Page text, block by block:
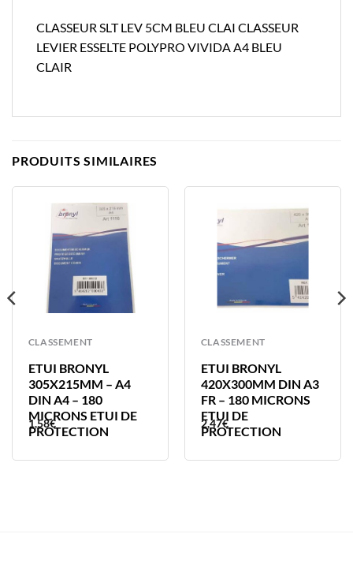
CLASSEUR SLT LEV 5CM BLEU CLAI CLASSEUR
LEVIER ESSELTE POLYPRO VIVIDA A4 BLEU
CLAIR
PRODUITS SIMILAIRES
CLASSEMENT
ETUI BRONYL
305X215MM – A4
DIN A4 – 180
MICRONS ETUI DE
PROTECTION
1,58€
CLASSEMENT
ETUI BRONYL
420X300MM DIN A3
FR – 180 MICRONS
ETUI DE
PROTECTION
2,47€